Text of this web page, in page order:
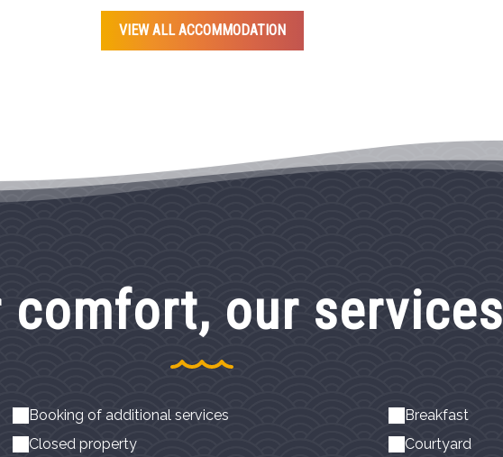
VIEW ALL ACCOMMODATION
comfort, our services
Booking of additional services
Breakfast
Closed property
Courtyard